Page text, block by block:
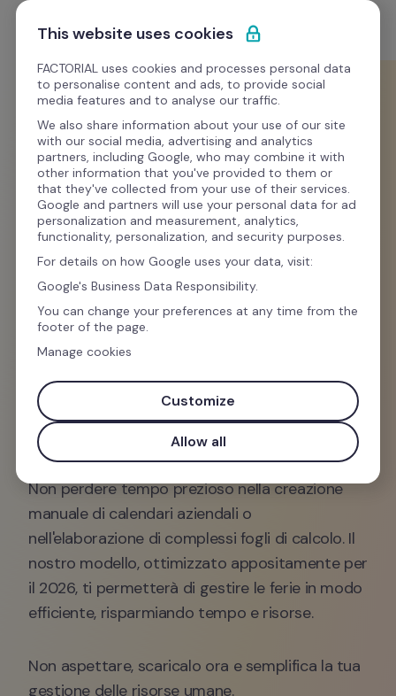
Passa al contenuto
Comincia gratis
Modelli
Time management
Scarica gratis il Piano
Ferie Excel 2026
Se vuoi gestire in modo efficiente le ferie del
tuo team quest’anno, abbiamo la soluzione
ideale per te.
Scarica gratis il nostro esclusivo Piano Ferie in
Excel 2026. Con questa potente risorsa a tua
disposizione, potrai pianificare e monitorare le
vacanze del tuo team con facilità e precisione.
Non perdere tempo prezioso nella creazione
manuale di calendari aziendali o
nell'elaborazione di complessi fogli di calcolo. Il
nostro modello, ottimizzato appositamente per
il 2026, ti permetterà di gestire le ferie in modo
efficiente, risparmiando tempo e risorse.
Non aspettare, scaricalo ora e semplifica la tua
gestione delle risorse umane.
This website uses cookies
FACTORIAL uses cookies and processes personal data
to personalise content and ads, to provide social
media features and to analyse our traffic.
We also share information about your use of our site
with our social media, advertising and analytics
partners, including Google, who may combine it with
other information that you've provided to them or
that they've collected from your use of their services.
Google and partners will use your personal data for ad
personalization and measurement, analytics,
functionality, personalization, and security purposes.
For details on how Google uses your data, visit:
Google's Business Data Responsibility.
You can change your preferences at any time from the
footer of the page.
Manage cookies
Customize
Allow all